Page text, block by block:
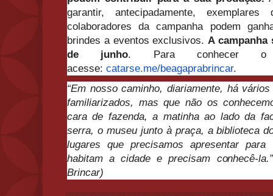
garantir, antecipadamente,
colaboradores da campanha podem
brindes a eventos exclusivos.A campanha
de junho. Para conhecer o
acesse: catarse.me/beagaprabrincar.
“Em nosso caminho, diariamente, há
familiarizados, mas que não os
cara de fazenda, a matinha ao lado da
serra, o museu junto à praça, a biblioteca
lugares que precisamos apresentar
habitam a cidade e precisam conhecê-
Brincar)